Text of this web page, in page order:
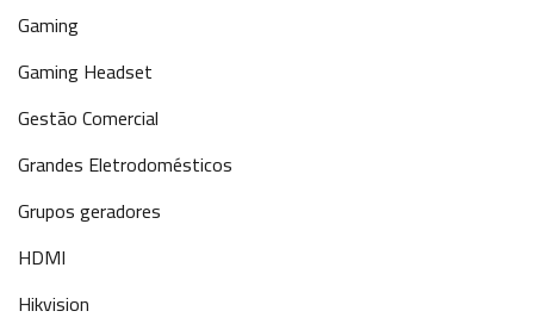
Gaming
Gaming Headset
Gestão Comercial
Grandes Eletrodomésticos
Grupos geradores
HDMI
Hikvision